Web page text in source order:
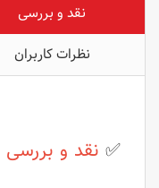
نقد و بررسی
نظرات کاربران
✅ نقد و بررسی